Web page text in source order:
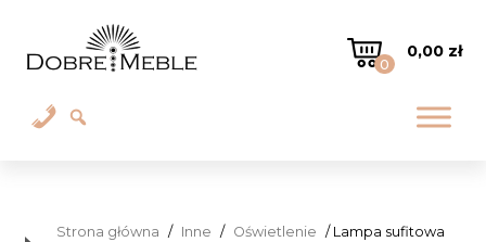
0
0,00 zł
Strona główna / Inne / Oświetlenie / Lampa sufitowa